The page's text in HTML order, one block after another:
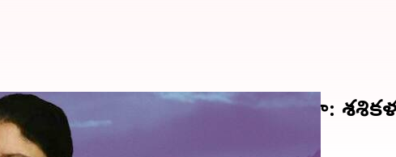
లేదు, పూర్వ వైభవాన్ని తీసుకొస్తా: